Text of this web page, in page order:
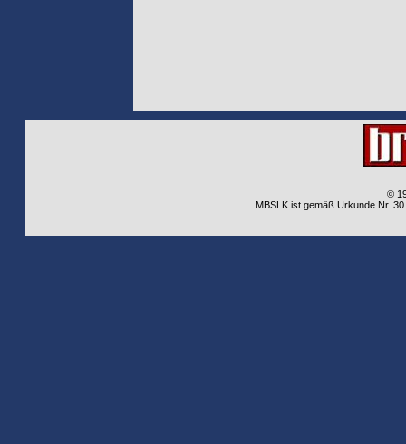
©
MBSLK ist gemäß Urkunde Nr.